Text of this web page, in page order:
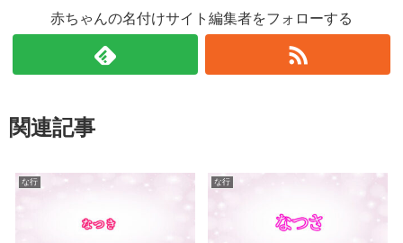
赤ちゃんの名付けサイト編集者をフォローする
関連記事
な行 な行